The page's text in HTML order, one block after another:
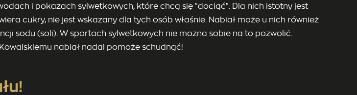
i pokazach sylwetkowych, które chcą się "dociąć". Dla nich istotny jest
cukry, nie jest wskazany dla tych osób właśnie. Nabiał może u nich również
sodu (soli). W sportach sylwetkowych nie można sobie na to pozwolić.
nabiał nadal pomoże schudnąć!